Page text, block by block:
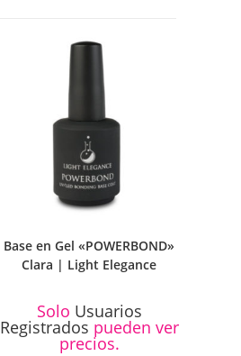
Base en Gel «POWERBOND»
Clara | Light Elegance
Solo Usuarios
Registrados pueden ver
precios.